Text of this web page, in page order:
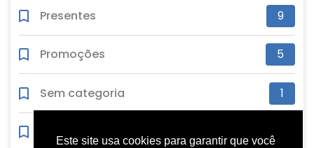
Presentes 9
Promoções 5
Sem categoria 1
37
Este site usa cookies para garantir que você